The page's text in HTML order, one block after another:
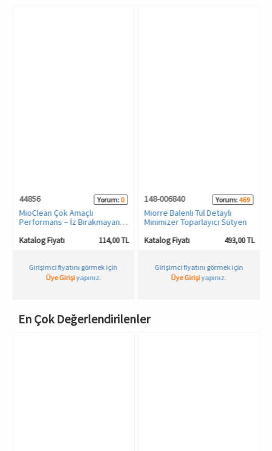
44856 Yorum:0
MioClean Çok Amaçlı
Performans – İz Bırakmayan
ml
Katalog Fiyatı 114,00 TL
Girişimci fiyatını görmek için
Üye Girişiyapınız.
148-006840 Yorum:469
Miorre Balenli Tül Detaylı
Minimizer Toparlayıcı Sütyen
Katalog Fiyatı 493,00 TL
Girişimci fiyatını görmek için
Üye Girişiyapınız.
En Çok Değerlendirilenler
KORSE
YÜN ve TERMAL GİYİM
Çorap